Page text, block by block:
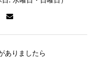
ありましたら